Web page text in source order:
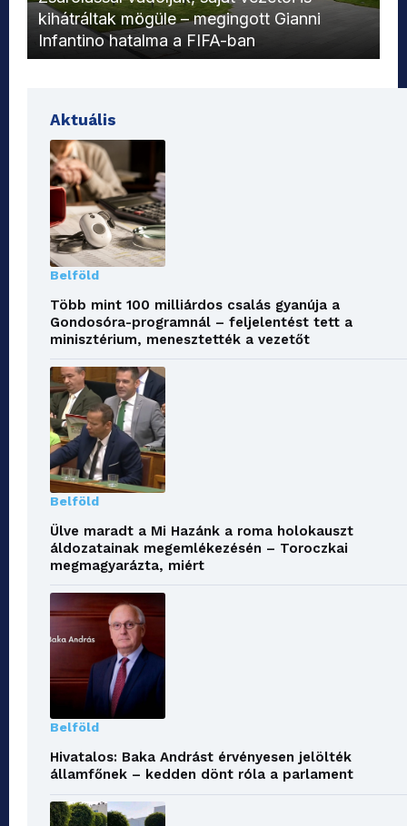
kihátráltak mögüle – megingott Gianni
Infantino hatalma a FIFA-ban
Aktuális
Belföld
Több mint 100 milliárdos csalás gyanúja a
Gondosóra-programnál – feljelentést tett a
minisztérium, menesztették a vezetőt
Belföld
Ülve maradt a Mi Hazánk a roma holokauszt
áldozatainak megemlékezésén – Toroczkai
megmagyarázta, miért
Belföld
Hivatalos: Baka Andrást érvényesen jelölték
államfőnek – kedden dönt róla a parlament